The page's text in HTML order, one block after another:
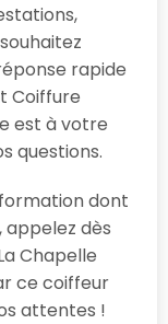
rapide
Coiffure
est à votre
questions.
dont
appelez dès
Chapelle
ce coiffeur
attentes !